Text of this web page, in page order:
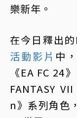
樂新年。
在今日釋出
活動影片 中
《EA FC 24
FANTASY
n》系列角色